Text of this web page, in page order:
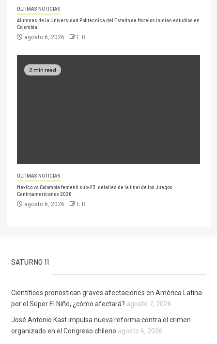
ÚLTIMAS NOTICIAS
Alumnas de la Universidad Politécnica del Estado de Morelos inician estudios en
Colombia
agosto 6, 2026 E R
2 min read
ÚLTIMAS NOTICIAS
México vs Colombia femenil sub-23: detalles de la final de los Juegos
Centroamericanos 2026
agosto 6, 2026 E R
SATURNO 11
Científicos pronostican graves afectaciones en América Latina
por el Súper El Niño, ¿cómo afectará? agosto 7, 2026
José Antonio Kast impulsa nueva reforma contra el crimen
organizado en el Congreso chileno agosto 6, 2026